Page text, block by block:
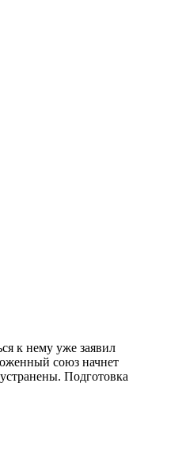
к нему уже заявил
союз начнет
Подготовка